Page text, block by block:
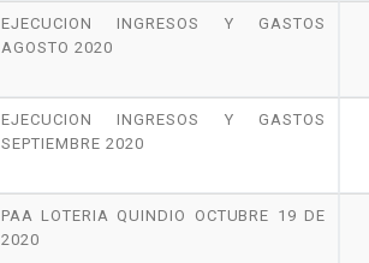
EJECUCION INGRESOS Y GASTOS
AGOSTO 2020
EJECUCION INGRESOS Y GASTOS
SEPTIEMBRE 2020
PAA LOTERIA QUINDIO OCTUBRE 19 DE
2020